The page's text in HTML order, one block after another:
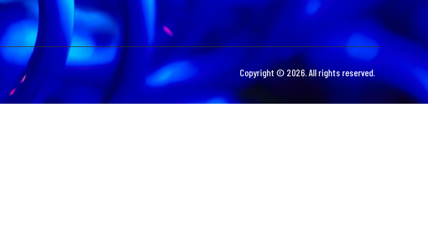
Copyright © 2026. All rights reserved.